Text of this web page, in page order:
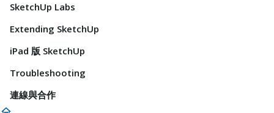
SketchUp Labs
Extending SketchUp
iPad 版 SketchUp
Troubleshooting
連線與合作